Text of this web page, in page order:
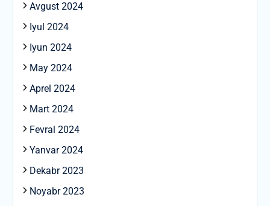
Avgust 2024
Iyul 2024
Iyun 2024
May 2024
Aprel 2024
Mart 2024
Fevral 2024
Yanvar 2024
Dekabr 2023
Noyabr 2023